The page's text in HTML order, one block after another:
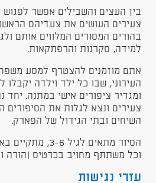
בין העצים והשבילים אפשר לפגוש
צעירים העושים את צעדיהם
בהורים המסורים המלווים אותם
למידה, סקרנות והרפתקאות.
אתם מוזמנים להצטרף למסע
העירוני, שבו כל ילד וילדה יקבלו
ומגדיר ציפורים אישי במתנה. יחד
צעירים ונצא לגלות את הסיפורים
השיחים ובתי הגידול של הפארק.
הסיור מתאים לגיל
וכל משתתף מחויב בכרטיס (הורה
עזרי נגישות